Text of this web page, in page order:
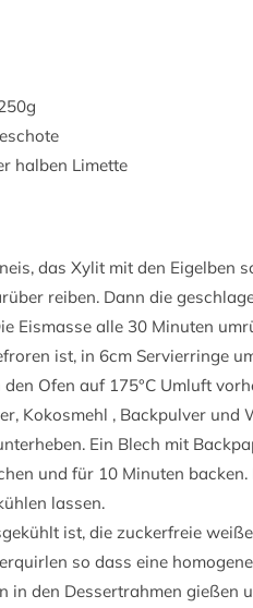
halben Limette
das Xylit mit den Eigelben
reiben. Dann die
Eismasse alle 30 Minuten
ist, in 6cm Servierringe
Ofen auf 175°C Umluft
Kokosmehl , Backpulver und
Ein Blech mit
und für 10 Minuten
lassen.
ist, die zuckerfreie
so dass eine
in den Dessertrahmen gießen